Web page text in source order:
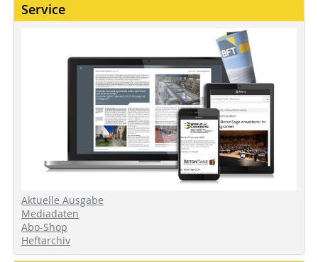
Service
Aktuelle Ausgabe
Mediadaten
Abo-Shop
Heftarchiv